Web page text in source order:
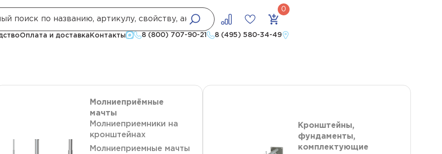
Оплата и доставка Контакты 8 (800) 707-90-21 8 (495) 580-34-49
Молниеприёмные
мачты
Молниеприемники на
кронштейнах
Молниеприемные мачты
Кронштейны,
фундаменты,
комплектующие